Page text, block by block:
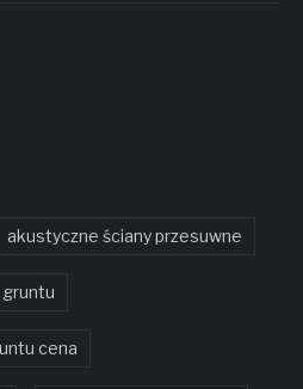
akustyczne ściany przesuwne
gruntu
cena